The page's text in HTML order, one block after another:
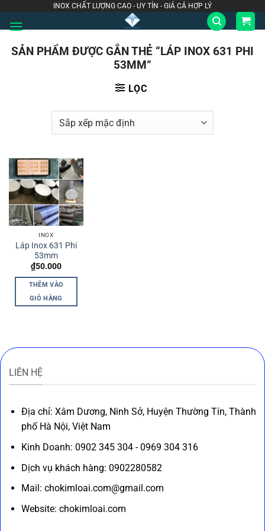
qua
dung
INOX CHẤT LƯỢNG CAO - UY TÍN - GIÁ CẢ HỢP LÝ
SẢN PHẨM ĐƯỢC GẮN THẺ “LÁP INOX 631 PHI
53MM”
LỌC
INOX
Láp Inox 631 Phi
53mm
₫50.000
THÊM VÀO
GIỎ HÀNG
LIÊN HỆ
Địa chỉ: Xâm Dương, Ninh Sở, Huyện Thường Tín, Thành
phố Hà Nội, Việt Nam
Kinh Doanh: 0902 345 304 - 0969 304 316
Dịch vụ khách hàng: 0902280582
Mail: chokimloai.com@gmail.com
Website: chokimloai.com